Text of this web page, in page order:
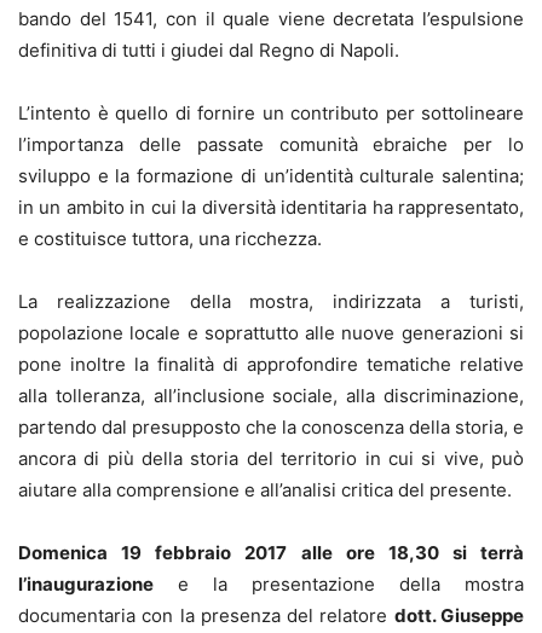
bando del 1541, con il quale viene decretata l’espulsione
definitiva di tutti i giudei dal Regno di Napoli.
L’intento è quello di fornire un contributo per sottolineare
l’importanza delle passate comunità ebraiche per lo
sviluppo e la formazione di un’identità culturale salentina;
in un ambito in cui la diversità identitaria ha rappresentato,
e costituisce tuttora, una ricchezza.
La realizzazione della mostra, indirizzata a turisti,
popolazione locale e soprattutto alle nuove generazioni si
pone inoltre la finalità di approfondire tematiche relative
alla tolleranza, all’inclusione sociale, alla discriminazione,
partendo dal presupposto che la conoscenza della storia, e
ancora di più della storia del territorio in cui si vive, può
aiutare alla comprensione e all’analisi critica del presente.
Domenica 19 febbraio 2017 alle ore 18,30 si terrà
l’inaugurazione e la presentazione della mostra
documentaria con la presenza del relatore dott. Giuseppe